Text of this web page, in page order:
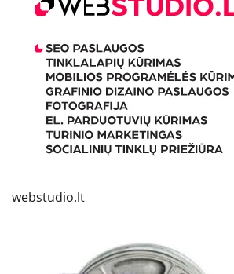
webstudio.lt